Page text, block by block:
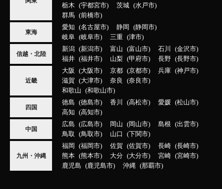
栃木
宇都宮市 茨城
水戸市
群馬
前橋市
東海
愛知 名古屋市 静岡
静岡市
岐阜
岐阜市 三重 津市
信越・北陸
新潟 新潟市 富山 富山市 石川
金沢市
福井
福井市 山梨 甲府市 長野 長野市
近畿
大阪 大阪市 京都 京都市 兵庫
神戸市
滋賀
大津市 奈良
奈良市
和歌山
和歌山市
四国
徳島 徳島市 香川 高松市 愛媛
松山市
高知
高知市
中国
広島 広島市 岡山 岡山市 島根
出雲市
鳥取
鳥取市 山口 下関市
九州・沖縄
福岡 福岡市 佐賀 佐賀市 長崎
長崎市
熊本
熊本市 大分 大分市 宮崎
宮崎市
鹿児島
鹿児島市 沖縄 那覇市